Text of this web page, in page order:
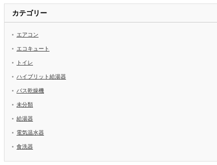
カテゴリー
エアコン
エコキュート
トイレ
ハイブリット給湯器
バス乾燥機
未分類
給湯器
電気温水器
食洗器